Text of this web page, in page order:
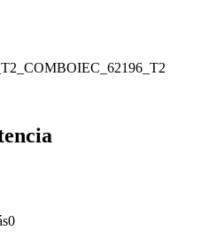
IEC_62196_T2
0